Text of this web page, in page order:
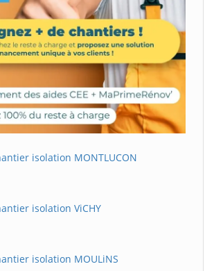
isolation MONTLUCON
isolation ViCHY
isolation MOULiNS